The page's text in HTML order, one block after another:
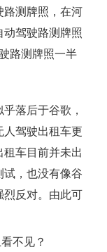
路测牌照，在河
驾驶路测牌照
路测牌照一半
落后于谷歌，
人驾驶出租车更
车目前并未出
试，也没有像谷
烈反对。由此可